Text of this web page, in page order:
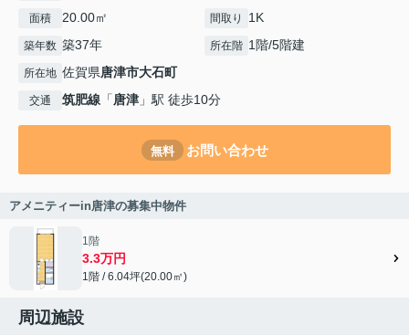
面積 20.00㎡ 間取り 1K
築年数 築37年 所在階 1階/5階建
所在地 佐賀県唐津市大石町
交通 筑肥線 「唐津 」駅 徒歩10分
無料 お問い合わせ
アメニティーin唐津の募集中物件
1階
3.3万円
1階 / 6.04坪(20.00㎡)
周辺施設